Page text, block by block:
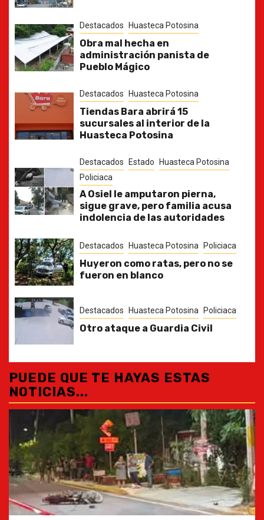
Destacados Huasteca Potosina
Obra mal hecha en
administración panista de
Pueblo Mágico
Destacados Huasteca Potosina
Tiendas Bara abrirá 15
sucursales al interior de la
Huasteca Potosina
Destacados Estado
Huasteca Potosina
Policiaca
A Osiel le amputaron pierna,
sigue grave, pero familia acusa
indolencia de las autoridades
Destacados Huasteca Potosina Policiaca
Huyeron como ratas, pero no se
fueron en blanco
Destacados Huasteca Potosina Policiaca
Otro ataque a Guardia Civil
PUEDE QUE TE HAYAS ESTAS
NOTICIAS...